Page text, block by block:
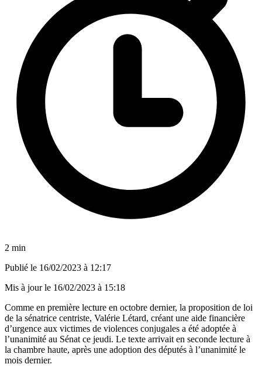
2 min
Publié le 16/02/2023 à 12:17
Mis à jour le 16/02/2023 à 15:18
Comme en première lecture en octobre dernier, la proposition de loi
de la sénatrice centriste, Valérie Létard, créant une aide financière
d’urgence aux victimes de violences conjugales a été adoptée à
l’unanimité au Sénat ce jeudi. Le texte arrivait en seconde lecture à
la chambre haute, après une adoption des députés à l’unanimité le
mois dernier.